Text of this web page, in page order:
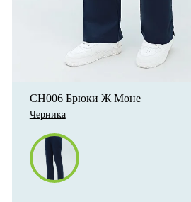
CH006 Брюки Ж Моне
Черника